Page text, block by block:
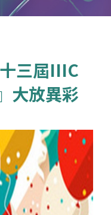
三屆IIIC
大放異彩